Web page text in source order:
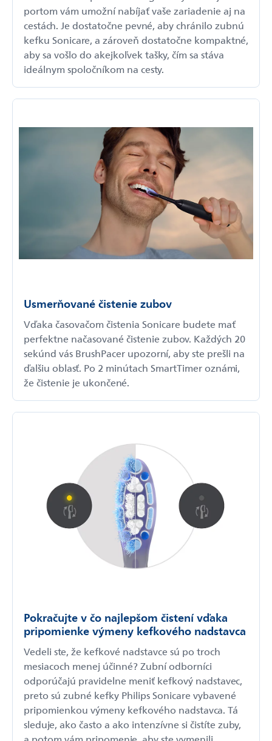
portom vám umožní nabíjať vaše zariadenie aj na
cestách. Je dostatočne pevné, aby chránilo zubnú
kefku Sonicare, a zároveň dostatočne kompaktné,
aby sa vošlo do akejkoľvek tašky, čím sa stáva
ideálnym spoločníkom na cesty.
Usmerňované čistenie zubov
Vďaka časovačom čistenia Sonicare budete mať
perfektne načasované čistenie zubov. Každých 20
sekúnd vás BrushPacer upozorní, aby ste prešli na
ďalšiu oblasť. Po 2 minútach SmartTimer oznámi,
že čistenie je ukončené.
Pokračujte v čo najlepšom čistení vďaka
pripomienke výmeny kefkového nadstavca
Vedeli ste, že kefkové nadstavce sú po troch
mesiacoch menej účinné? Zubní odborníci
odporúčajú pravidelne meniť kefkový nadstavec,
preto sú zubné kefky Philips Sonicare vybavené
pripomienkou výmeny kefkového nadstavca. Tá
sleduje, ako často a ako intenzívne si čistíte zuby,
a potom vám pripomenie, aby ste vymenili